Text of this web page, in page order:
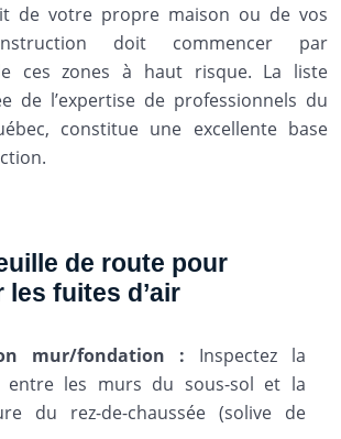
de votre propre maison ou de vos
doit commencer par
ces zones à haut risque. La liste
de l’expertise de professionnels du
constitue une excellente base
de route pour
les fuites d’air
mur/fondation : Inspectez la
entre les murs du sous-sol et la
du rez-de-chaussée (solive de